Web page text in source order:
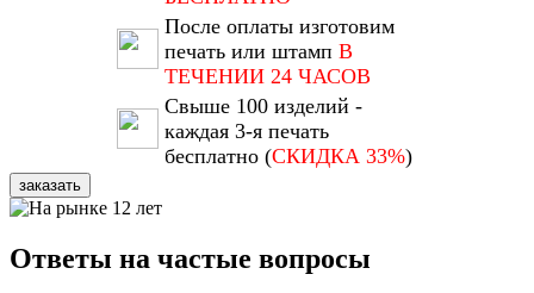
После оплаты изготовим
печать или штамп В
ТЕЧЕНИИ 24 ЧАСОВ
Свыше 100 изделий -
каждая 3-я печать
бесплатно (СКИДКА 33%)
заказать
Ответы на частые вопросы